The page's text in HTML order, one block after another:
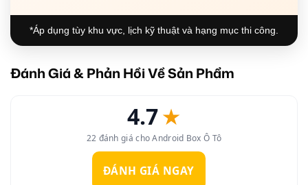
*Áp dụng tùy khu vực, lịch kỹ thuật và hạng mục thi công.
Đánh Giá & Phản Hồi Về Sản Phẩm
4.7★
22 đánh giá cho Android Box Ô Tô
ĐÁNH GIÁ NGAY